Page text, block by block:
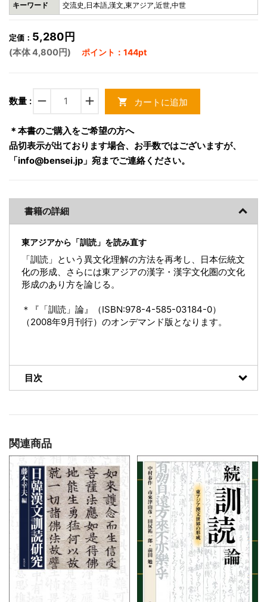
キーワード 交流史,日本語,漢文,東アジア,近世,中世
定価： 5,280円
(本体 4,800円) ポイント：144pt
数量 : remove add shopping_cart カートに追加
＊本書のご購入をご希望の方へ
品切表示が出ております場合、お手数ではございますが、
「info@bensei.jp」宛までご連絡ください。
書籍の詳細
東アジアから「訓読」を読み直す
「訓読」という異文化理解の方法を再考し、日本伝統文
化の形成、さらには東アジアの漢字・漢字文化圏の文化
形成のあり方を論じる。
＊『「訓読」論』（ISBN:978-4-585-03184-0）
（2008年9月刊行）のオンデマンド版となります。
目次
関連商品